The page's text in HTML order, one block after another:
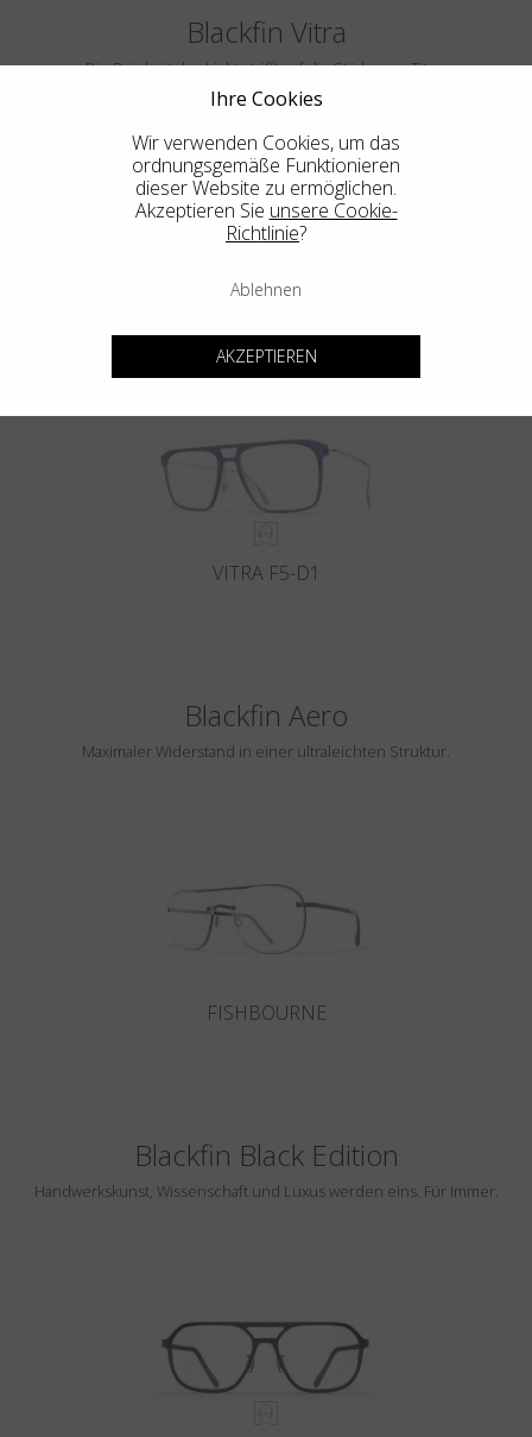
Blackfin Vitra
Die Reinheit des Lichts trifft auf die Stärke von Titan.
VITRA F5-D2
VITRA F5-D1
Blackfin Aero
Maximaler Widerstand in einer ultraleichten Struktur.
FISHBOURNE
Blackfin Black Edition
Handwerkskunst, Wissenschaft und Luxus werden eins. Für Immer.
Ihre Cookies
Wir verwenden Cookies, um das
ordnungsgemäße Funktionieren
dieser Website zu ermöglichen.
Akzeptieren Sie unsere Cookie-
Richtlinie?
Ablehnen
AKZEPTIEREN